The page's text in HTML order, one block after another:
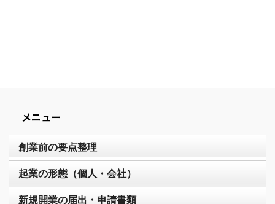
メニュー
創業前の要点整理
起業の形態（個人・会社）
新規開業の届出・申請書類